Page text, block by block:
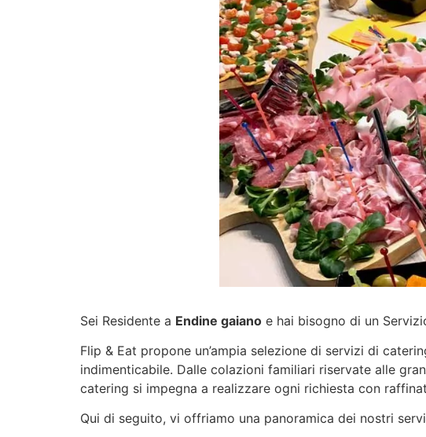
Sei Residente a Endine gaiano e hai bisogno di un
Flip & Eat propone un’ampia selezione di servizi di
indimenticabile. Dalle colazioni familiari riservate alle
catering si impegna a realizzare ogni richiesta con
Qui di seguito, vi offriamo una panoramica dei nostri